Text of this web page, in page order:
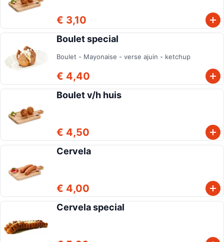
€ 3,10
Boulet special
Boulet - Mayonaise - verse ajuin - ketchup
€ 4,40
Boulet v/h huis
€ 4,50
Cervela
€ 4,00
Cervela special